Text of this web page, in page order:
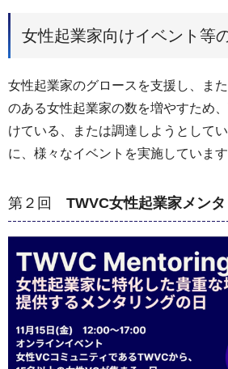
女性起業家向けイベント等
女性起業家のグロースを支援し、ま
のある女性起業家の数を増やすため
けている、または調達しようとして
に、様々なイベントを実施しています
第２回 TWVC女性起業家メン